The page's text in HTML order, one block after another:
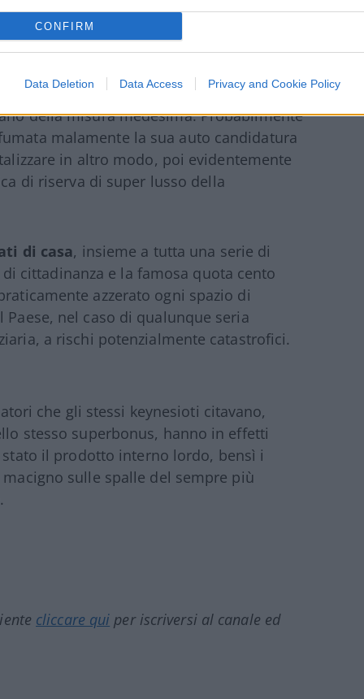
CONFIRM
Data Deletion Data Access Privacy and Cookie Policy
invidia, aveva perfettamente compreso
doveva barcamenarsi con le alchimie
della misura medesima. Probabilmente
malamente la sua auto candidatura
in altro modo, poi evidentemente
di riserva di super lusso della
di casa, insieme a tutta una serie di
cittadinanza e la famosa quota cento
azzerato ogni spazio di
nel caso di qualunque seria
a rischi potenzialmente catastrofici.
che gli stessi keynesioti citavano,
stesso superbonus, hanno in effetti
il prodotto interno lordo, bensì i
sulle spalle del sempre più
cliccare qui per iscriversi al canale ed